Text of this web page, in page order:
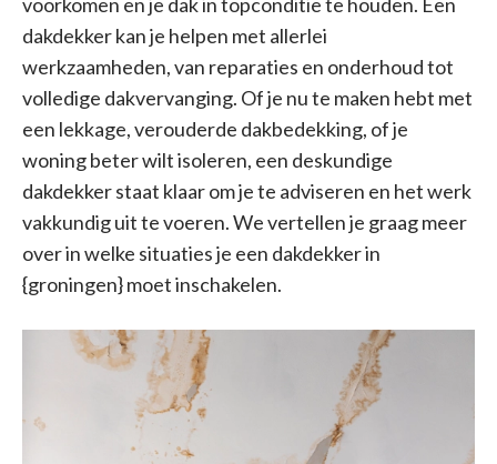
dakdekker kan je helpen met allerlei
werkzaamheden, van reparaties en onderhoud tot
volledige dakvervanging. Of je nu te maken hebt met
een lekkage, verouderde dakbedekking, of je
woning beter wilt isoleren, een deskundige
dakdekker staat klaar om je te adviseren en het werk
vakkundig uit te voeren. We vertellen je graag meer
over in welke situaties je een dakdekker in
{groningen} moet inschakelen.